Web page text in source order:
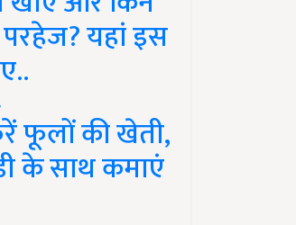
यहां इस
फूलों की खेती,
के साथ कमाएं